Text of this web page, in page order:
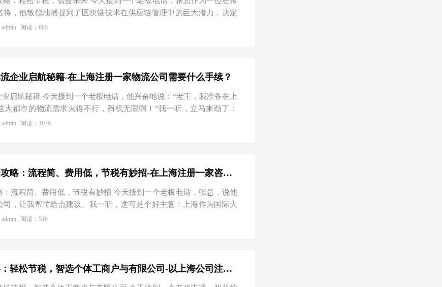
将，他敏锐地捕捉到了区块链技术在供应链管理中的巨大潜力，决定
漂亮的转型。不过，面对陌生的注册流程和复杂的税务规划，张总
局进行核名。建议准备3-5个备选名称，以防重名。 注册资本：虽然现
阅读：685
企业启航秘籍-在上海注册一家物流公司需要什么手续？
业启航秘籍 今天接到一个老板电话，他兴奋地说：“老王，我准备在上
大都市的物流需求火得不行，商机无限啊！”我一听，立马来劲了：
，注册物流公司可不是请客吃饭那么简单，得一步步来。放心，有我
我说，选对了公司类型，将来能省下不少税费呢！ 二、办理工商注册
阅读：1079
上海咨询公司注册全攻略：流程简、费用低，节税有妙招-在上海注册一家咨询公司的流程和费用
：流程简、费用低，节税有妙招 今天接到一个老板电话，张总，说他
司，让我帮忙给点建议。我一听，这可是个好主意！上海作为国际大
市场需求大。于是，我决定写篇文章，详细讲讲在上海注册咨询公
息。如果核名通过，恭喜你，可以进入下一步了！ 第二步：提交材料
阅读：518
上海公司注册全攻略：轻松节税，智选个体工商户与有限公司-以上海公司注册为例，可以在百度中搜索“上海公司注册”，下方会出现一些关键词，就可以作为关键词使用了。